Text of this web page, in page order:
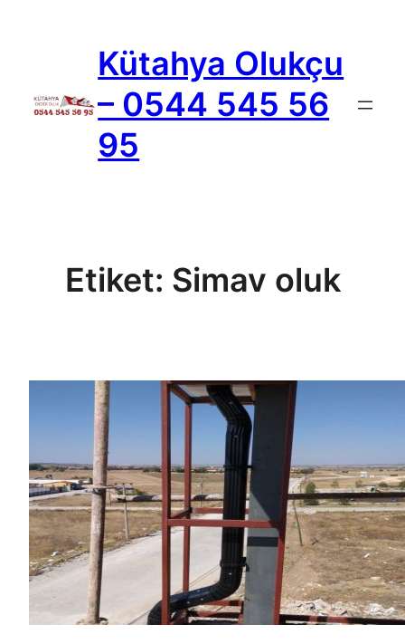
Kütahya Olukçu
– 0544 545 56
95
Etiket: Simav oluk